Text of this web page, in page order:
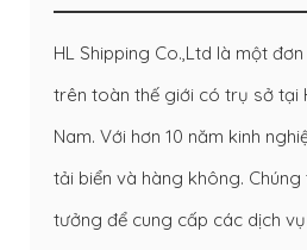
HL Shipping Co.,Ltd là một
trên toàn thế giới có trụ sở tại
Nam. Với hơn 10 năm kinh
tải biển và hàng không.
tưởng để cung cấp các dịch